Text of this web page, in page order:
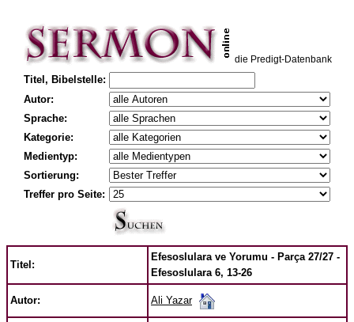
die Predigt-Datenbank
Titel, Bibelstelle:
Autor:
Sprache:
Kategorie:
Medientyp:
Sortierung:
Treffer pro Seite:
Titel:
Efesoslulara ve Yorumu - Parça 27/27 -
Efesoslulara 6, 13-26
Autor: Ali Yazar